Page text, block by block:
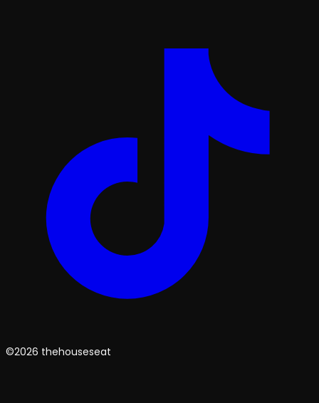
©2026 thehouseseat